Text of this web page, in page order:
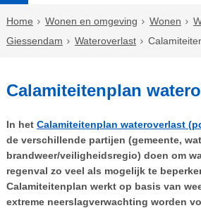
Home Wonen en omgeving Wonen
Giessendam
Wateroverlast
Calamiteitenplan
In het Calamiteitenplan wateroverlast
de verschillende partijen (gemeente,
brandweer/veiligheidsregio) doen om
regenval zo veel als mogelijk te
Calamiteitenplan werkt op basis van
extreme neerslagverwachting worden